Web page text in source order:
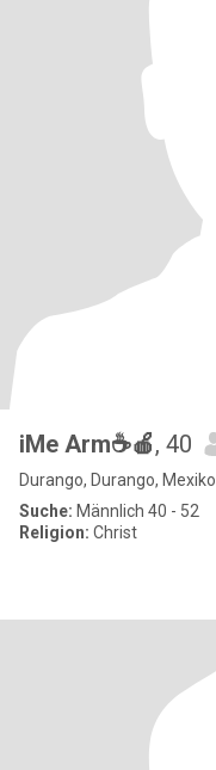
iMe Arm☕️🍎, 40
Durango, Durango, Mexiko
Suche: Männlich 40 - 52
Religion: Christ